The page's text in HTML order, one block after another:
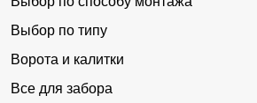
Выбор по типу
Ворота и калитки
Все для забора